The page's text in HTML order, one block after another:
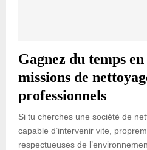
Gagnez du temps
missions de
professionnels
Si tu cherches une société de
capable d’intervenir vite,
respectueuses de